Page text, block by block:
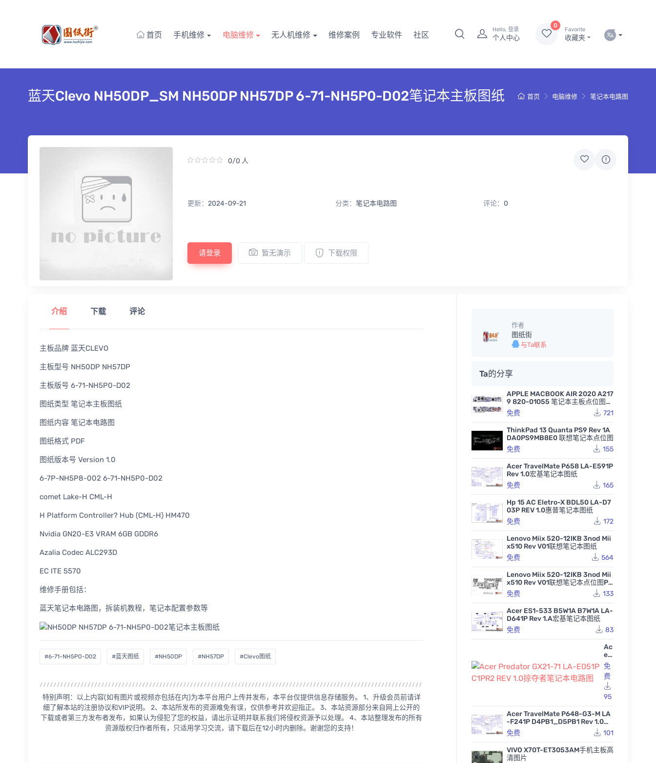
首页 手机维修 电脑维修 无人机维修 维修案例 专业软件 社区
Hello, 登录
个人中心
0
Favorite
收藏夹
首页 电脑维修 笔记本电路图
蓝天Clevo NH50DP_SM NH50DP NH57DP 6-71-NH5P0-D02笔记本主板图纸
0/0 人
更新： 2024-09-21 分类： 笔记本电路图 评论： 0
请登录 暂无演示 下载权限
介绍 下载 评论
主板品牌 蓝天CLEVO
主板型号 NH50DP NH57DP
主板版号 6-71-NH5P0-D02
图纸类型 笔记本主板图纸
图纸内容 笔记本电路图
图纸格式 PDF
图纸版本号 Version 1.0
6-7P-NH5P8-002 6-71-NH5P0-D02
comet Lake-H CML-H
H Platform Controller? Hub (CML-H) HM470
Nvidia GN20-E3 VRAM 6GB GDDR6
Azalia Codec ALC293D
EC ITE 5570
维修手册包括：
蓝天笔记本电路图，拆装机教程，笔记本配置参数等
#6-71-NH5P0-D02 #蓝天图纸 #NH50DP #NH57DP #Clevo图纸
特别声明：以上内容(如有图片或视频亦包括在内)为本平台用户上传并发布，本平台仅提供信息存储服务。 1、升级会员前请详
细了解本站的注册协议和VIP说明。 2、本站所发布的资源难免有误，仅供参考并欢迎指正。 3、本站资源部分来自网上公开的
下载或者第三方发布者发布，如果认为侵犯了您的权益，请出示证明并联系我们将侵权资源予以处理。 4、本站整理发布的所有
资源版权归作者所有，只适用学习交流，请下载后在12小时内删除。谢谢您的支持！
作者
图纸街
与Ta联系
Ta的分享
APPLE MACBOOK AIR 2020 A217
9 820-01055 笔记本主板点位图B
VR
免费 721
ThinkPad 13 Quanta PS9 Rev 1A
DA0PS9MB8E0 联想笔记本点位图
免费
155
Acer TravelMate P658 LA-E591P
Rev 1.0宏基笔记本图纸
免费
165
Hp 15 AC Eletro-X BDL50 LA-D7
03P REV 1.0惠普笔记本图纸
免费
172
Lenovo Miix 520-12IKB 3nod Mii
x510 Rev V01联想笔记本图纸
免费
564
Lenovo Miix 520-12IKB 3nod Mii
x510 Rev V01联想笔记本点位图PD
F
免费 133
Acer ES1-533 B5W1A B7W1A LA-
D641P Rev 1.A宏基笔记本图纸
免费
83
Ac
er
Pr
ed
at
or
GX
21
-7
1 L
A-
E0
51
P
免
费
95
Acer TravelMate P648-G3-M LA
-F241P D4PB1_D5PB1 Rev 1.0宏
基笔记本图纸
免费 101
VIVO X70T-ET3053AM手机主板高
清图片